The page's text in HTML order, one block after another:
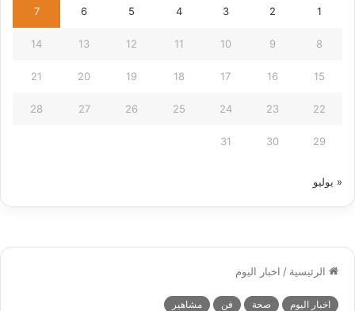
1
2
3
4
5
6
7
8
9
10
11
12
13
14
15
16
17
18
19
20
21
22
23
24
25
26
27
28
29
30
31
« يوليو